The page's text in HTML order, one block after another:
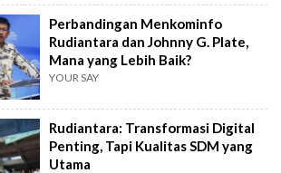
Perbandingan Menkominfo
Rudiantara dan Johnny G. Plate,
Mana yang Lebih Baik?
YOUR SAY
Rudiantara: Transformasi Digital
Penting, Tapi Kualitas SDM yang
Utama